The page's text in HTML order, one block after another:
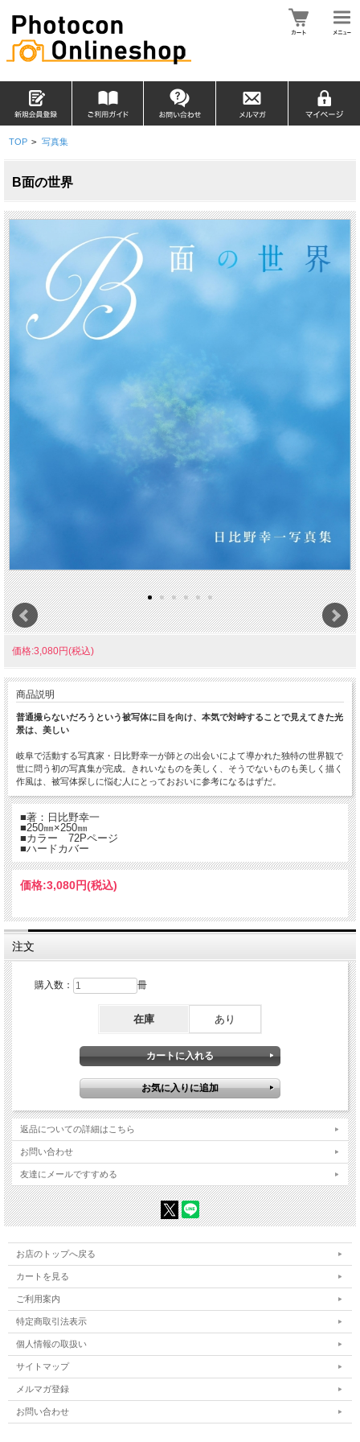
TOP > 写真集
B面の世界
価格:3,080円(税込)
商品説明
普通撮らないだろうという被写体に目を向け、本気で対峙することで見えてきた光
景は、美しい
岐阜で活動する写真家・日比野幸一が師との出会いによて導かれた独特の世界観で
世に問う初の写真集が完成。きれいなものを美しく、そうでないものも美しく描く
作風は、被写体探しに悩む人にとっておおいに参考になるはずだ。
■著：日比野幸一
■250㎜×250㎜
■カラー 72Pページ
■ハードカバー
価格:3,080円(税込)
注文
購入数： 冊
在庫 あり
返品についての詳細はこちら
お問い合わせ
友達にメールですすめる
お店のトップへ戻る
カートを見る
ご利用案内
特定商取引法表示
個人情報の取扱い
サイトマップ
メルマガ登録
お問い合わせ